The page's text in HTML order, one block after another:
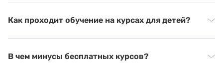
Как проходит обучение на курсах для детей?
В чем минусы бесплатных курсов?